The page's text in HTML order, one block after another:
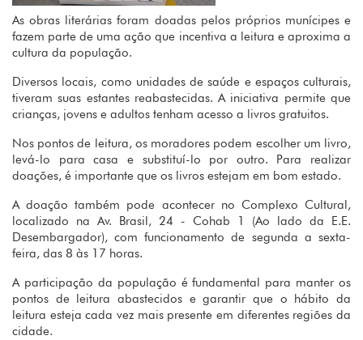
As obras literárias foram doadas pelos próprios munícipes e
fazem parte de uma ação que incentiva a leitura e aproxima a
cultura da população.
Diversos locais, como unidades de saúde e espaços culturais,
tiveram suas estantes reabastecidas. A iniciativa permite que
crianças, jovens e adultos tenham acesso a livros gratuitos.
Nos pontos de leitura, os moradores podem escolher um livro,
levá-lo para casa e substituí-lo por outro. Para realizar
doações, é importante que os livros estejam em bom estado.
A doação também pode acontecer no Complexo Cultural,
localizado na Av. Brasil, 24 - Cohab 1 (Ao lado da E.E.
Desembargador), com funcionamento de segunda a sexta-
feira, das 8 às 17 horas.
A participação da população é fundamental para manter os
pontos de leitura abastecidos e garantir que o hábito da
leitura esteja cada vez mais presente em diferentes regiões da
cidade.